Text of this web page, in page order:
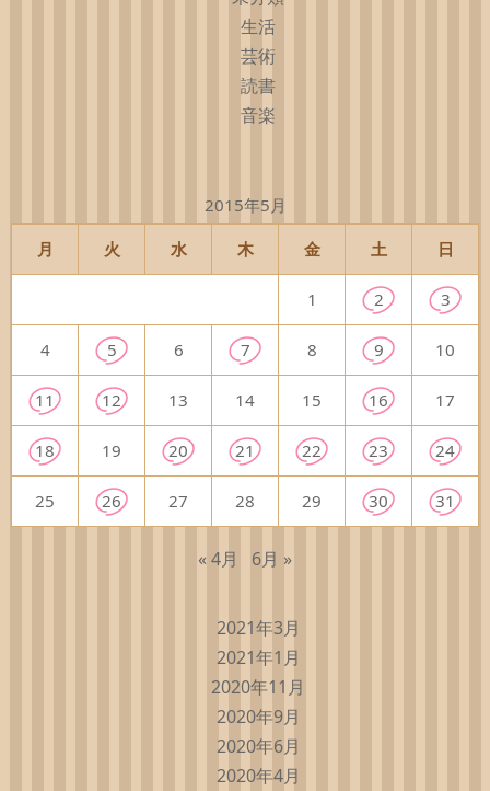
生活
芸術
読書
音楽
2015年5月
月 火 水 木 金 土 日
1 2 3
4 5 6 7 8 9 10
11 12 13 14 15 16 17
18 19 20 21 22 23 24
25 26 27 28 29 30 31
« 4月 6月 »
2021年3月
2021年1月
2020年11月
2020年9月
2020年6月
2020年4月